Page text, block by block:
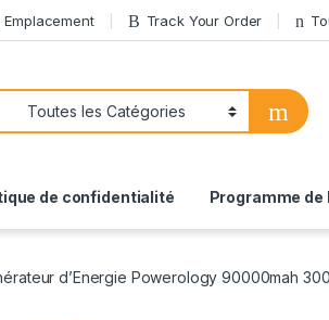
Emplacement Track Your Order
de confidentialité Programme de
d’Energie Powerology 90000mah